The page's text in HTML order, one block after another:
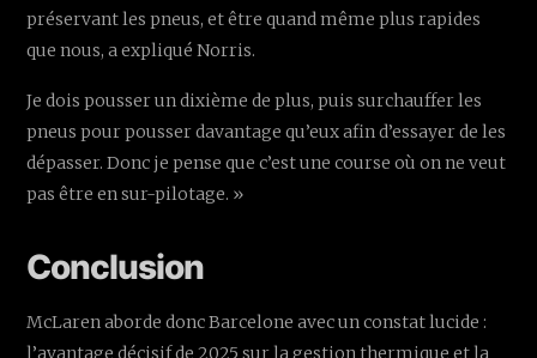
préservant les pneus, et être quand même plus rapides
que nous, a expliqué Norris.
Je dois pousser un dixième de plus, puis surchauffer les
pneus pour pousser davantage qu’eux afin d’essayer de les
dépasser. Donc je pense que c’est une course où on ne veut
pas être en sur-pilotage. »
Conclusion
McLaren aborde donc Barcelone avec un constat lucide :
l’avantage décisif de 2025 sur la gestion thermique et la